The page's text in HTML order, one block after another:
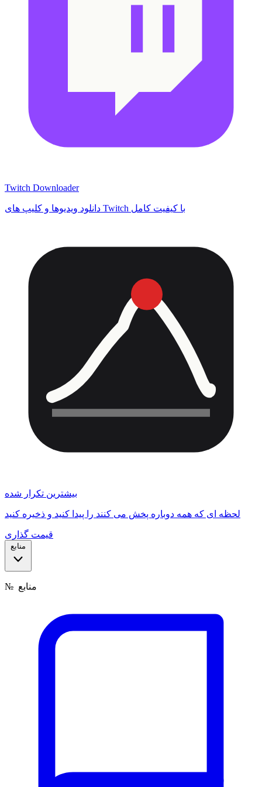
Twitch Downloader
دانلود ویدیوها و کلیپ های Twitch با کیفیت کامل
بیشترین تکرار شده
لحظه ای که همه دوباره پخش می کنند را پیدا کنید و ذخیره کنید
قیمت گذاری
منابع
№ منابع